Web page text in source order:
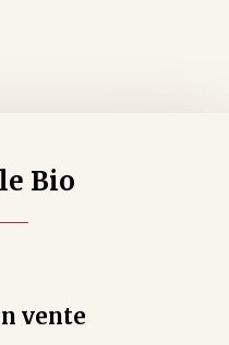
Bio
vente